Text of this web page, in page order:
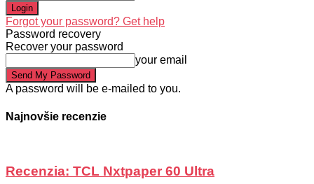
Forgot your password? Get help
Password recovery
Recover your password
your email
A password will be e-mailed to you.
Najnovšie recenzie
Recenzia: TCL Nxtpaper 60 Ultra